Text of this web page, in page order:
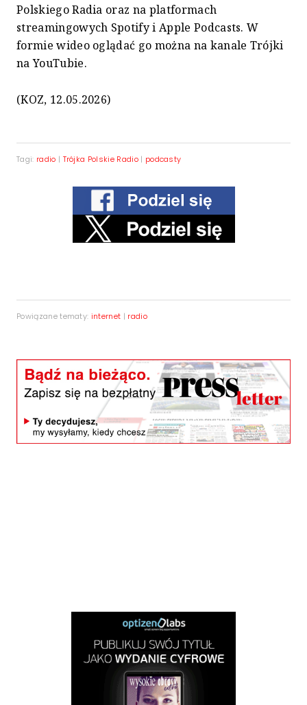
Polskiego Radia oraz na platformach
streamingowych Spotify i Apple Podcasts. W
formie wideo oglądać go można na kanale Trójki
na YouTubie.
(KOZ, 12.05.2026)
Tagi: radio | Trójka Polskie Radio| podcasty
Powiązane tematy: internet | radio